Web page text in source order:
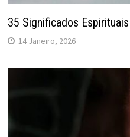
35 Significados
14 Janeiro, 2026